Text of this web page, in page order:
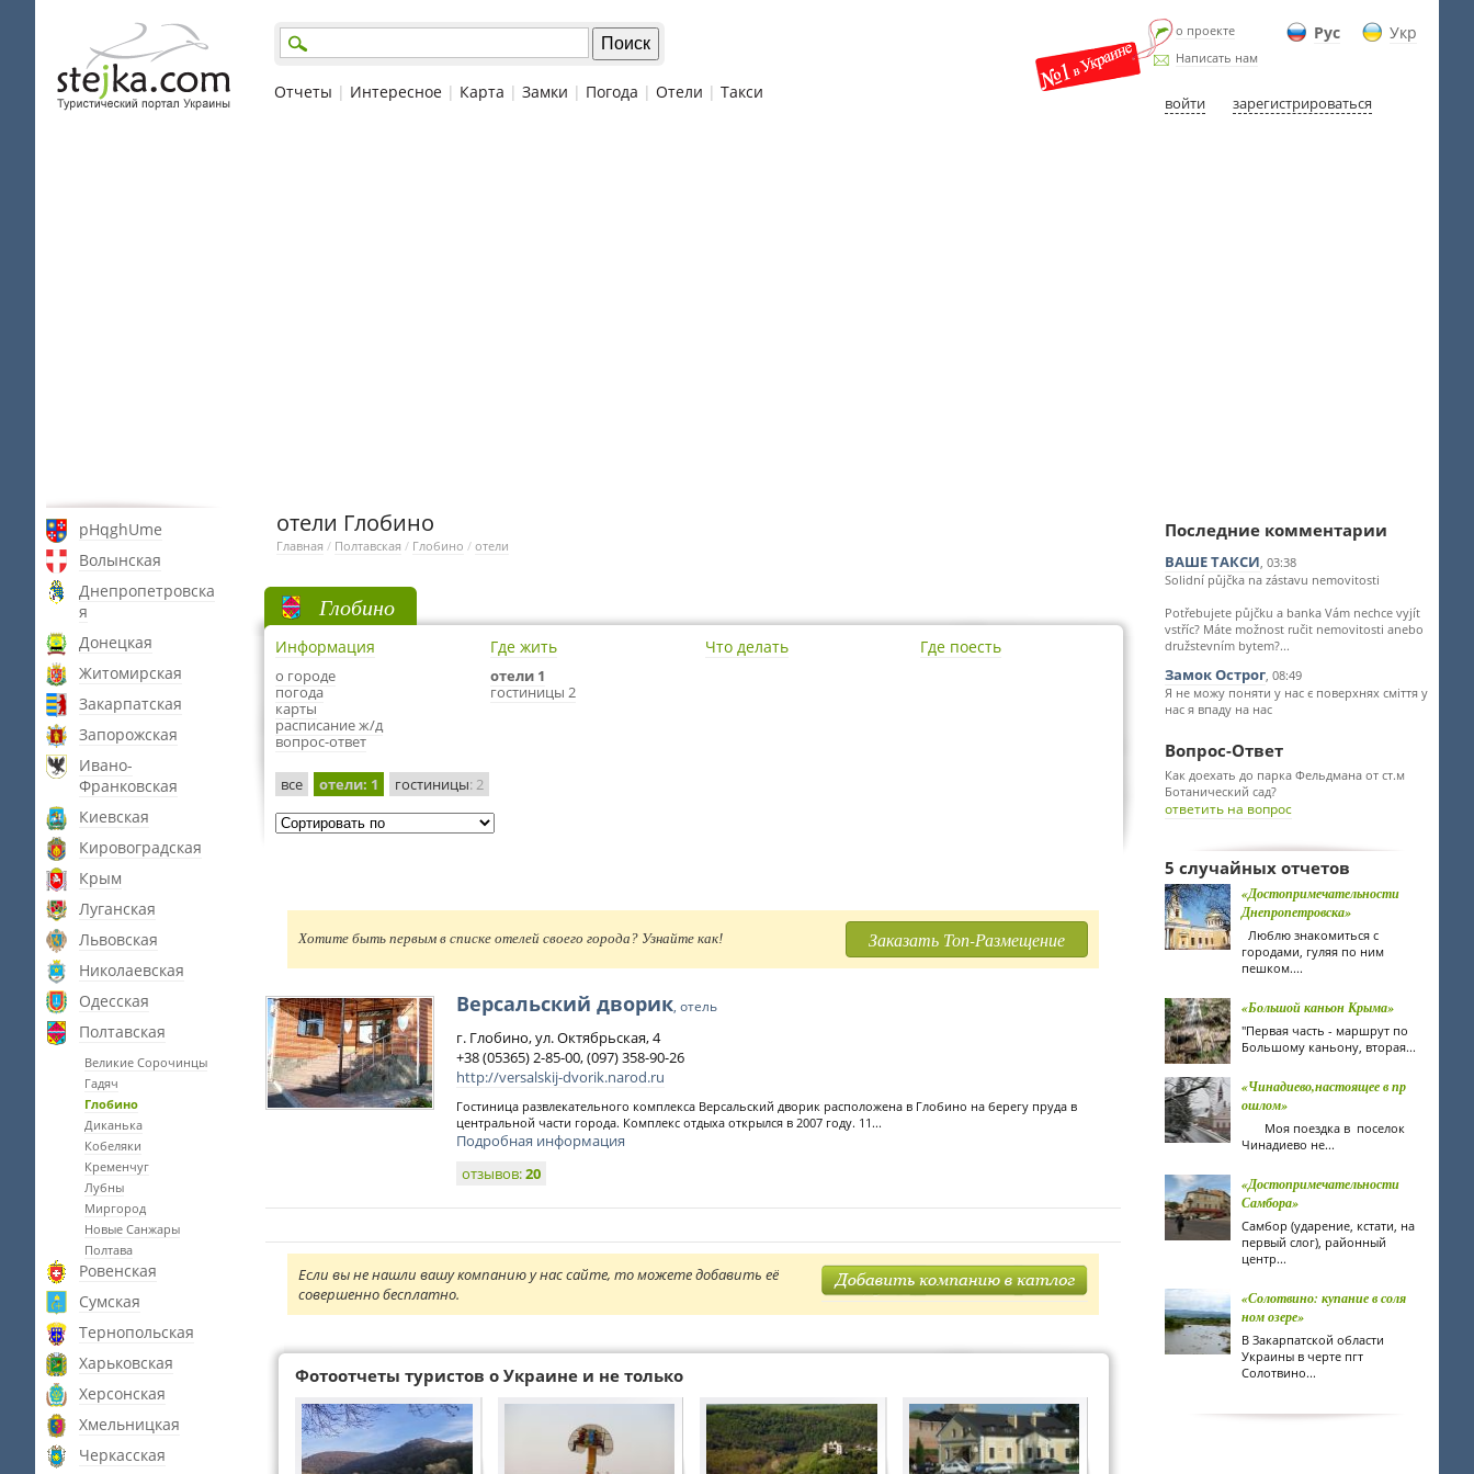
Рус Укр
о проекте
Написать нам
войти зарегистрироваться
Отчеты | Интересное | Карта | Замки | Погода | Отели | Такси
pHqghUme
Волынская
Днепропетровска
я
Донецкая
Житомирская
Закарпатская
Запорожская
Ивано-
Франковская
Киевская
Кировоградская
Крым
Луганская
Львовская
Николаевская
Одесская
Полтавская
Великие Сорочинцы
Гадяч
Глобино
Диканька
Кобеляки
Кременчуг
Лубны
Миргород
Новые Санжары
Полтава
Ровенская
Сумская
Тернопольская
Харьковская
Херсонская
Хмельницкая
Черкасская
отели Глобино
Главная / Полтавская / Глобино / отели
Глобино
Информация
о городе
погода
карты
расписание ж/д
вопрос-ответ
Где жить
отели 1
гостиницы 2
Что делать Где поесть
все отели: 1 гостиницы: 2
Хотите быть первым в списке отелей своего города? Узнайте как! Заказать Топ-Размещение
Версальский дворик, отель
г. Глобино, ул. Октябрьская, 4
+38 (05365) 2-85-00, (097) 358-90-26
http://versalskij-dvorik.narod.ru
Гостиница развлекательного комплекса Версальский дворик расположена в Глобино на берегу пруда в
центральной части города. Комплекс отдыха открылся в 2007 году. 11...
Подробная информация
отзывов:20
Если вы не нашли вашу компанию у нас сайте, то можете добавить её
совершенно бесплатно.
Фотоотчеты туристов о Украине и не только
Последние комментарии
ВАШЕ ТАКСИ, 03:38
Solidní půjčka na zástavu nemovitosti
Potřebujete půjčku a banka Vám nechce vyjít
vstříc? Máte možnost ručit nemovitosti anebo
družstevním bytem?...
Замок Острог, 08:49
Я не можу поняти у нас є поверхнях сміття у
нас я впаду на нас
Вопрос-Ответ
Как доехать до парка Фельдмана от ст.м
Ботанический сад?
ответить на вопрос
5 случайных отчетов
«Достопримечательности
Днепропетровска»
Люблю знакомиться с
городами, гуляя по ним
пешком....
«Большой каньон Крыма»
"Первая часть - маршрут по
Большому каньону, вторая...
«Чинадиево,настоящее в пр
ошлом»
Моя поездка в поселок
Чинадиево не...
«Достопримечательности
Самбора»
Самбор (ударение, кстати, на
первый слог), районный
центр...
«Солотвино: купание в соля
ном озере»
В Закарпатской области
Украины в черте пгт
Солотвино...